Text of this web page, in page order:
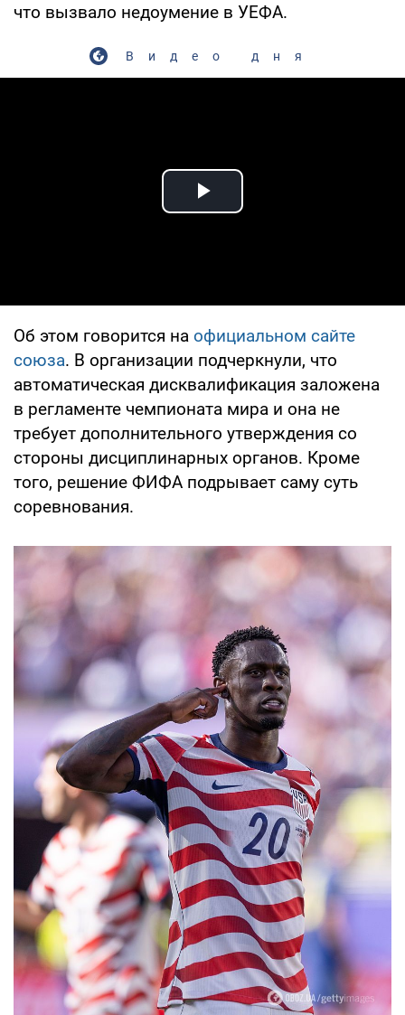
что вызвало недоумение в УЕФА.
Видео дня
Play Video
Об этом говорится на официальном сайте
союза. В организации подчеркнули, что
автоматическая дисквалификация заложена
в регламенте чемпионата мира и она не
требует дополнительного утверждения со
стороны дисциплинарных органов. Кроме
того, решение ФИФА подрывает саму суть
соревнования.